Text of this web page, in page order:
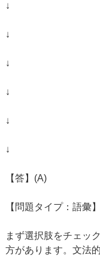
↓
↓
↓
↓
↓
↓
【答】(A)
【問題タイプ：語彙】
まず選択肢をチェッ
方があります。文法